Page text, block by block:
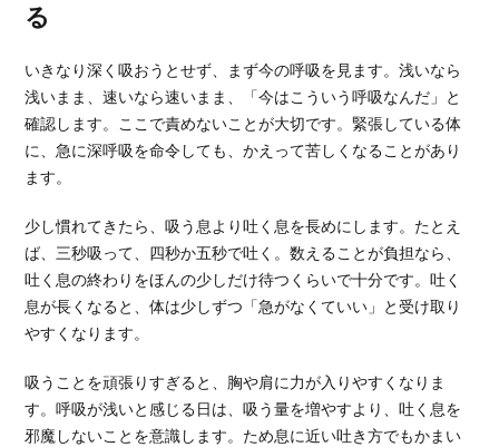
る
いきなり深く吸おうとせず、まず今の呼吸を見ます。浅いなら
浅いまま、速いなら速いまま、「今はこういう呼吸なんだ」と
確認します。ここで責めないことが大切です。緊張している体
に、急に深呼吸を命令しても、かえって苦しくなることがあり
ます。
少し慣れてきたら、吸う息より吐く息を長めにします。たとえ
ば、三秒吸って、四秒か五秒で吐く。数えることが負担なら、
吐く息の終わりをほんの少しだけ待つくらいで十分です。吐く
息が長くなると、体は少しずつ「急がなくていい」と受け取り
やすくなります。
吸うことを頑張りすぎると、胸や肩に力が入りやすくなりま
す。呼吸が浅いと感じる日は、吸う量を増やすより、吐く息を
邪魔しないことを意識します。ため息に近い吐き方でもかまい